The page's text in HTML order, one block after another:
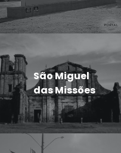
São Miguel
das Missões